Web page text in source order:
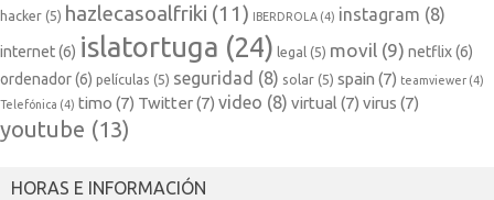
hacker (5) hazlecasoalfriki (11) IBERDROLA (4) instagram (8)
internet(6) islatortuga (24) legal (5) movil (9) netflix(6)
ordenador(6) películas (5) seguridad (8) solar (5) spain (7) teamviewer (4)
Telefónica (4) timo (7) Twitter(7) video (8) virtual (7) virus (7)
youtube (13)
HORAS E INFORMACIÓN